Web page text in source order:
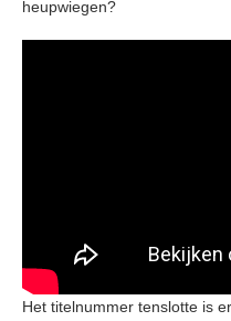
heupwiegen?
Het titelnummer tenslotte is